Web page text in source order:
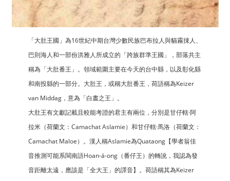
「大肚王國」為16世紀中期台灣少數民族巴布拉人與貓霧捒人、
巴則海人和一部份洪雅人所成立的「跨族群準王國」，部落共主
稱為「大肚番王」。領域範圍主要在今天的台中縣，以及彰化縣
和南投縣的一部分。大肚王，或稱大肚番王，荷語稱為Keizer
van Middag，意為「白晝之王」。
大肚王有文獻記載且較能考證的君主有兩位，分別是甘仔轄·阿
拉米（荷蘭文：Camachat Aslamie）和甘仔轄·馬洛（荷蘭文：
Camachat Maloe）。漢人稱Aslamie為Quataong【學者翁佳
音推測可能系閩南語Hoan-á-ong（番仔王）的轉訛，我認為發
音距離太遠，應該是「全大王」的譯音】。荷語稱其為Keizer